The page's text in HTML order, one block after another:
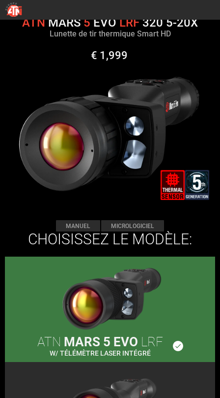
ATNMARS5EVOLRF320 5-20X
Lunette de tir thermique Smart HD
€ 1,999
MANUEL MICROLOGICIEL
CHOISISSEZ LE MODÈLE:
ATN MARS 5 EVO LRF
W/ TÉLÉMÈTRE LASER INTÉGRÉ
done